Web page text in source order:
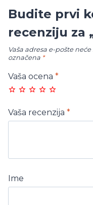
Budite prvi
recenziju za
Vaša adresa e-pošte
označena *
Vaša ocena *
Vaša recenzija *
Ime